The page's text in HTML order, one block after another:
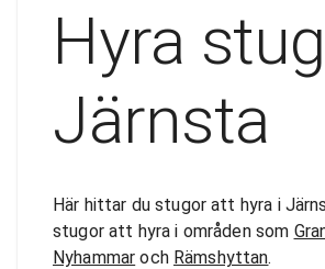
Hyra
Järnsta
Här hittar du stugor att hyra i
stugor att hyra i områden som
Nyhammar och Rämshyttan.